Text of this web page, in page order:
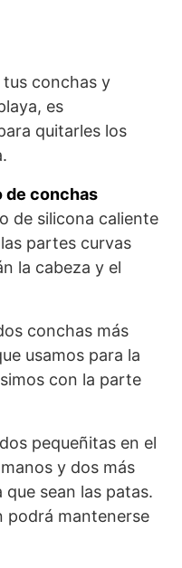
conchas y
es
quitarles los
de conchas
de silicona caliente
partes curvas
la cabeza y el
conchas más
usamos para la
con la parte
pequeñitas en el
y dos más
sean las patas.
podrá mantenerse